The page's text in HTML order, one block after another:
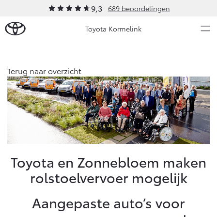
9,3 689 beoordelingen
Toyota Kormelink
Ons bedrijf
Ons bedrijf
Contact en Route
Vacatures
Klantbeoordelingen
Modellen
Vanaf € 23.750,-
Yaris
HYBRIDE
Vanaf € 27.195,-
Occasions
Onderhoud
Diensten
Terug naar overzicht
Toyota en Zonnebloem maken
rolstoelvervoer mogelijk
Aangepaste auto’s voor